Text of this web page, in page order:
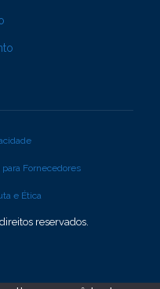
reservados.
Fornecedores
e Ética